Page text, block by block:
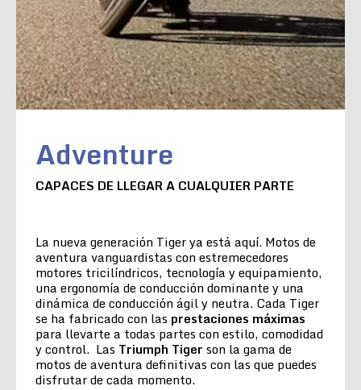
Adventure
CAPACES DE LLEGAR A CUALQUIER PARTE
La nueva generación Tiger ya está aquí. Motos de
aventura vanguardistas con estremecedores
motores tricilíndricos, tecnología y equipamiento,
una ergonomía de conducción dominante y una
dinámica de conducción ágil y neutra. Cada Tiger
se ha fabricado con las prestaciones máximas
para llevarte a todas partes con estilo, comodidad
y control. Las Triumph Tiger son la gama de
motos de aventura definitivas con las que puedes
disfrutar de cada momento.